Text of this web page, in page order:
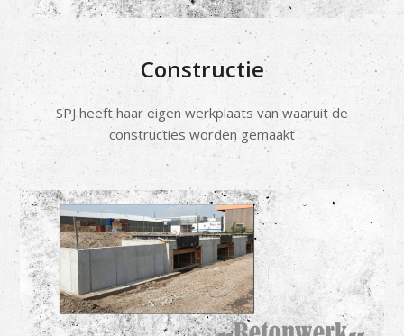
Constructie
SPJ heeft haar eigen werkplaats van waaruit de
constructies worden gemaakt